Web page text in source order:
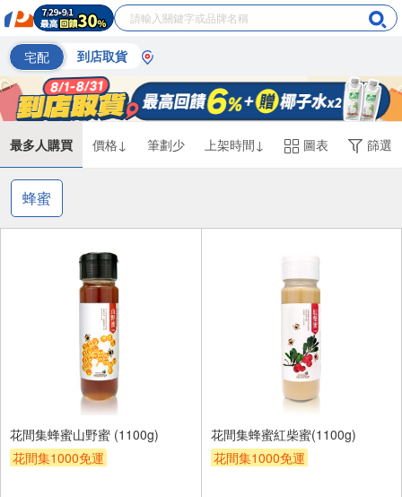
宅配 到店取貨
最多人購買 價格↓ 筆劃少 上架時間↓ 圖表 篩選
蜂蜜
花間集蜂蜜山野蜜 (1100g)
花間集1000免運
花間集蜂蜜紅柴蜜(1100g)
花間集1000免運